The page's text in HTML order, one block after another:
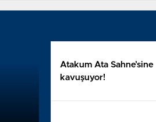
Atakum Ata Sahne’sine
kavuşuyor!